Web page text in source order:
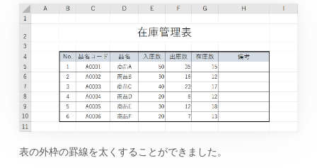
表の外枠の罫線を太くすることができました。